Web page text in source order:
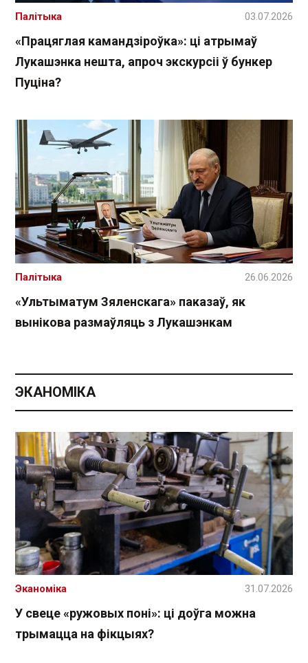
«Працяглая камандзіроўка»: ці атрымаў
Лукашэнка нешта, апроч экскурсіі ў бункер
Пуціна?
Палітыка 03.07.2026
«Ультыматум Зяленскага» паказаў, як
вынікова размаўляць з Лукашэнкам
Палітыка 26.06.2026
ЭКАНОМІКА
У свеце «ружовых поні»: ці доўга можна
трымацца на фікцыях?
Эканоміка 31.07.2026